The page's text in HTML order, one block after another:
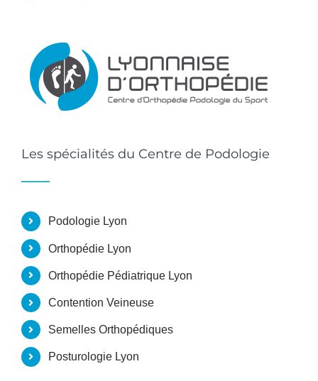
Les spécialités du Centre de Podologie
Podologie Lyon
Orthopédie Lyon
Orthopédie Pédiatrique Lyon
Contention Veineuse
Semelles Orthopédiques
Posturologie Lyon